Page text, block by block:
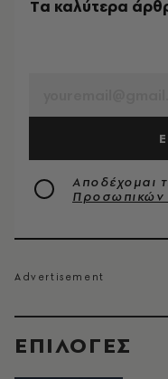
EΠΙΛΟΓΈΣ
Tα καλύτερα
Αποδέχομαι
Προσωπικών